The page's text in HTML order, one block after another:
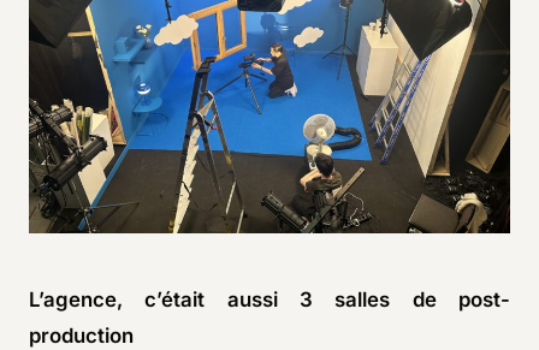
L’agence, c’était aussi 3 salles de post-
production